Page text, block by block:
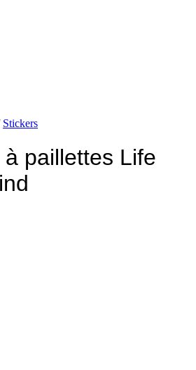
Stickers
paillettes Life